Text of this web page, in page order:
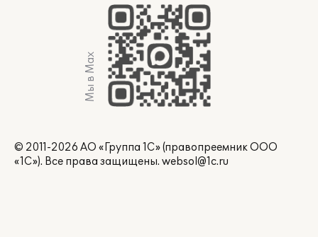
Мы в Max
© 2011-2026 АО «Группа 1С» (правопреемник ООО
«1С»). Все права защищены. websol@1c.ru